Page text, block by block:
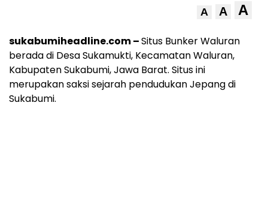
A A A
sukabumiheadline.com –Situs Bunker Waluran
berada di Desa Sukamukti, Kecamatan Waluran,
Kabupaten Sukabumi, Jawa Barat. Situs ini
merupakan saksi sejarah pendudukan Jepang di
Sukabumi.